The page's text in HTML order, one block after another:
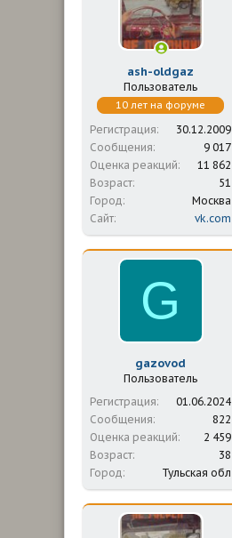
ash-oldgaz
Пользователь
10 лет на форуме
Регистрация
30.12.2009
Сообщения
9 017
Оценка реакций
11 862
Возраст
51
Город
Москва
Сайт
vk.com
G
gazovod
Пользователь
Регистрация
01.06.2024
Сообщения
822
Оценка реакций
2 459
Возраст
38
Город
Тульская обл